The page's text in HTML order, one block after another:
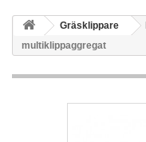
Gräsklippare
multiklippaggregat